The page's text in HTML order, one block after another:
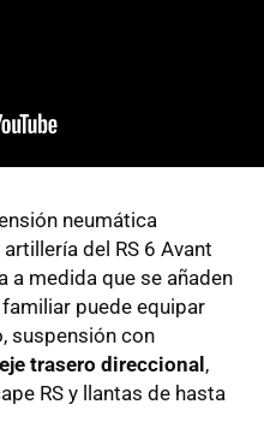
neumática
del RS 6 Avant
a medida que se añaden
puede equipar
suspensión con
eje trasero direccional,
RS y llantas de hasta